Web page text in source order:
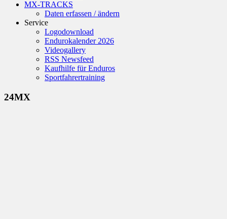
MX-TRACKS
Daten erfassen / ändern
Service
Logodownload
Endurokalender 2026
Videogallery
RSS Newsfeed
Kaufhilfe für Enduros
Sportfahrertraining
24MX